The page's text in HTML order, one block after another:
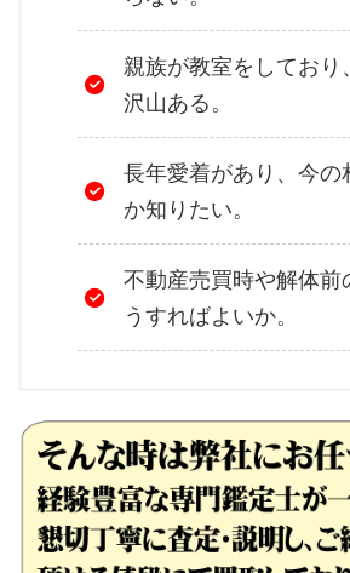
親族が教室をしており
沢山ある。
長年愛着があり、今の
か知りたい。
不動産売買時や解体前
うすればよいか。